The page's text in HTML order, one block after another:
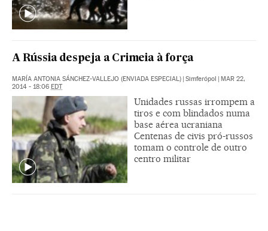
A Rússia despeja a Crimeia à força
MARÍA ANTONIA SÁNCHEZ-VALLEJO (ENVIADA ESPECIAL) | Simferópol | MAR 22,
2014 - 18:06 EDT
Unidades russas irrompem a
tiros e com blindados numa
base aérea ucraniana
Centenas de civis pró-russos
tomam o controle de outro
centro militar